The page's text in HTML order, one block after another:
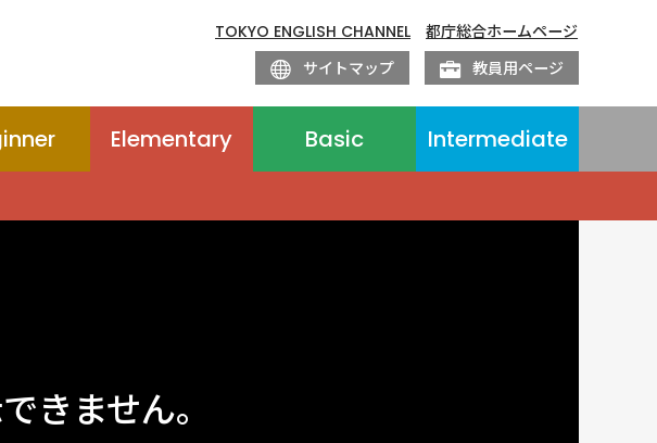
TOKYO ENGLISH CHANNEL
都庁総合ホームページ
サイトマップ
教員用ページ
Elementary Basic Intermediate
きません。